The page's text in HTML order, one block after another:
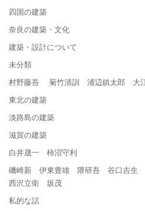
四国の建築
奈良の建築・文化
建築・設計について
未分類
村野藤吾 菊竹清訓 浦辺鎮太郎 大
東北の建築
淡路島の建築
滋賀の建築
白井晟一 柿沼守利
磯崎新 伊東豊雄 隈研吾 谷口吉
西沢立衛 坂茂
私的な話